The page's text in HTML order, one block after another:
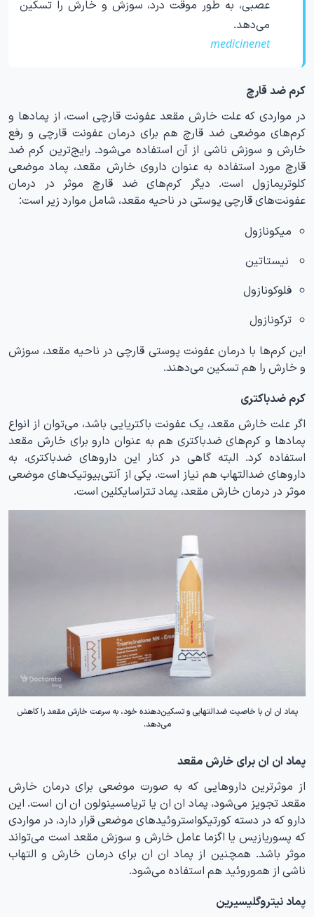
عصبی، به طور موقت درد، سوزش و خارش را تسکین
می‌دهد.
medicinenet
کرم ضد قارچ
در مواردی که علت خارش مقعد عفونت قارچی است، از پمادها و
کرم‌های موضعی ضد قارچ هم برای درمان عفونت قارچی و رفع
خارش و سوزش ناشی از آن استفاده می‌شود. رایج‌ترین کرم ضد
قارچ مورد استفاده به عنوان داروی خارش مقعد، پماد موضعی
کلوتریمازول است. دیگر کرم‌های ضد قارچ موثر در درمان
عفونت‌های قارچی پوستی در ناحیه مقعد، شامل موارد زیر است:
میکونازول
نیستاتین
فلوکونازول
ترکونازول
این کرم‌ها با درمان عفونت پوستی قارچی در ناحیه مقعد، سوزش
و خارش را هم تسکین می‌دهند.
کرم ضدباکتری
اگر علت خارش مقعد، یک عفونت باکتریایی باشد، می‌توان از انواع
پمادها و کرم‌های ضدباکتری هم به عنوان دارو برای خارش مقعد
استفاده کرد. البته گاهی در کنار این داروهای ضدباکتری، به
داروهای ضدالتهاب هم نیاز است. یکی از آنتی‌بیوتیک‌های موضعی
موثر در درمان خارش مقعد، پماد تتراسایکلین است.
پماد ان ان با خاصیت ضدالتهابی و تسکین‌دهنده خود، به سرعت خارش مقعد را کاهش
می‌دهد.
پماد ان ان برای خارش مقعد
از موثرترین داروهایی که به صورت موضعی برای درمان خارش
مقعد تجویز می‌شود، پماد ان ان یا تریامسینولون ان ان است. این
دارو که در دسته کورتیکواستروئیدهای موضعی قرار دارد، در مواردی
که پسوریازیس یا اگزما عامل خارش و سوزش مقعد است می‌تواند
موثر باشد. همچنین از پماد ان ان برای درمان خارش و التهاب
ناشی از هموروئید هم استفاده می‌شود.
پماد نیتروگلیسیرین